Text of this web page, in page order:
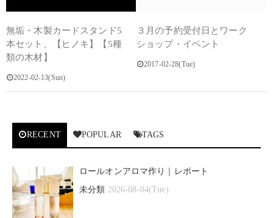
無垢・木製カードスタンド5
本セット、【ヒノキ】【5種
類の木材】
2022-02-13(Sun)
３月の予約受付日とワーク
ショップ・イベント
2017-02-28(Tue)
RECENT POPULAR TAGS
ロールオンアロマ作り｜レポート
未分類 2026-08-04(Tue)